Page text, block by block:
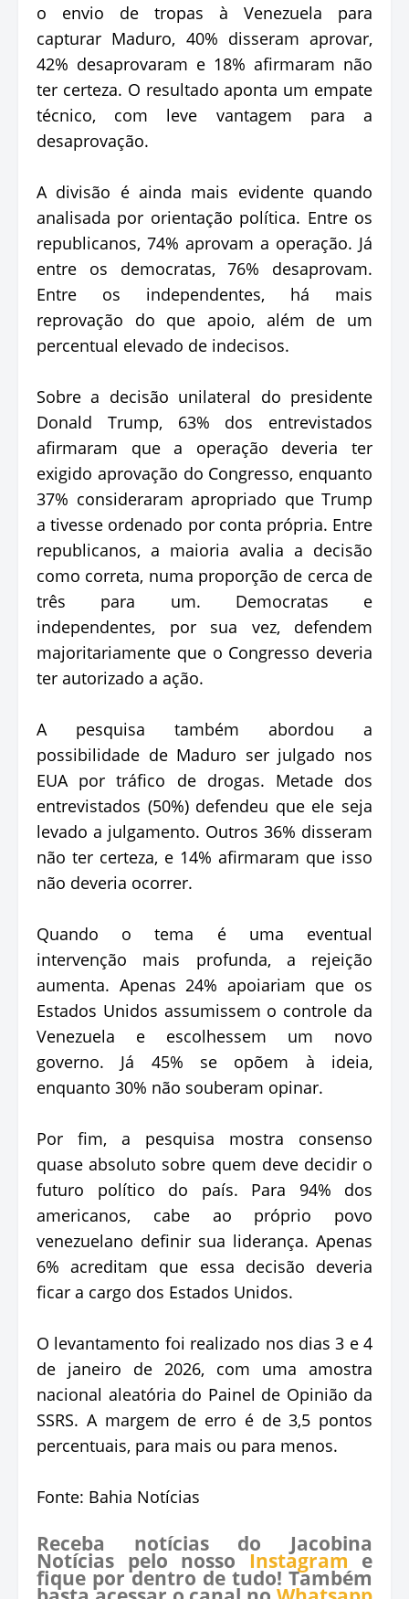
o envio de tropas à Venezuela para
capturar Maduro, 40% disseram aprovar,
42% desaprovaram e 18% afirmaram não
ter certeza. O resultado aponta um empate
técnico, com leve vantagem para a
desaprovação.
A divisão é ainda mais evidente quando
analisada por orientação política. Entre os
republicanos, 74% aprovam a operação. Já
entre os democratas, 76% desaprovam.
Entre os independentes, há mais
reprovação do que apoio, além de um
percentual elevado de indecisos.
Sobre a decisão unilateral do presidente
Donald Trump, 63% dos entrevistados
afirmaram que a operação deveria ter
exigido aprovação do Congresso, enquanto
37% consideraram apropriado que Trump
a tivesse ordenado por conta própria. Entre
republicanos, a maioria avalia a decisão
como correta, numa proporção de cerca de
três para um. Democratas e
independentes, por sua vez, defendem
majoritariamente que o Congresso deveria
ter autorizado a ação.
A pesquisa também abordou a
possibilidade de Maduro ser julgado nos
EUA por tráfico de drogas. Metade dos
entrevistados (50%) defendeu que ele seja
levado a julgamento. Outros 36% disseram
não ter certeza, e 14% afirmaram que isso
não deveria ocorrer.
Quando o tema é uma eventual
intervenção mais profunda, a rejeição
aumenta. Apenas 24% apoiariam que os
Estados Unidos assumissem o controle da
Venezuela e escolhessem um novo
governo. Já 45% se opõem à ideia,
enquanto 30% não souberam opinar.
Por fim, a pesquisa mostra consenso
quase absoluto sobre quem deve decidir o
futuro político do país. Para 94% dos
americanos, cabe ao próprio povo
venezuelano definir sua liderança. Apenas
6% acreditam que essa decisão deveria
ficar a cargo dos Estados Unidos.
O levantamento foi realizado nos dias 3 e 4
de janeiro de 2026, com uma amostra
nacional aleatória do Painel de Opinião da
SSRS. A margem de erro é de 3,5 pontos
percentuais, para mais ou para menos.
Fonte: Bahia Notícias
Receba notícias do Jacobina
Notícias pelo nosso Instagram e
fique por dentro de tudo! Também